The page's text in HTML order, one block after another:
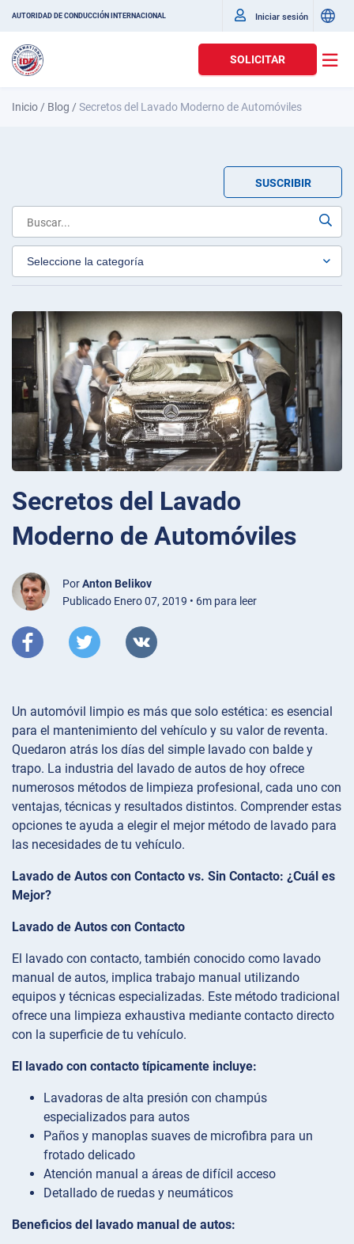
AUTORIDAD DE CONDUCCIÓN INTERNACIONAL Iniciar sesión
SOLICITAR
Inicio / Blog /Secretos del Lavado Moderno de Automóviles
SUSCRIBIR
Secretos del Lavado
Moderno de Automóviles
PorAnton Belikov
Publicado Enero 07, 2019 • 6m para leer
Un automóvil limpio es más que solo estética: es esencial
para el mantenimiento del vehículo y su valor de reventa.
Quedaron atrás los días del simple lavado con balde y
trapo. La industria del lavado de autos de hoy ofrece
numerosos métodos de limpieza profesional, cada uno con
ventajas, técnicas y resultados distintos. Comprender estas
opciones te ayuda a elegir el mejor método de lavado para
las necesidades de tu vehículo.
Lavado de Autos con Contacto vs. Sin Contacto: ¿Cuál es
Mejor?
Lavado de Autos con Contacto
El lavado con contacto, también conocido como lavado
manual de autos, implica trabajo manual utilizando
equipos y técnicas especializadas. Este método tradicional
ofrece una limpieza exhaustiva mediante contacto directo
con la superficie de tu vehículo.
El lavado con contacto típicamente incluye:
Lavadoras de alta presión con champús
especializados para autos
Paños y manoplas suaves de microfibra para un
frotado delicado
Atención manual a áreas de difícil acceso
Detallado de ruedas y neumáticos
Beneficios del lavado manual de autos: